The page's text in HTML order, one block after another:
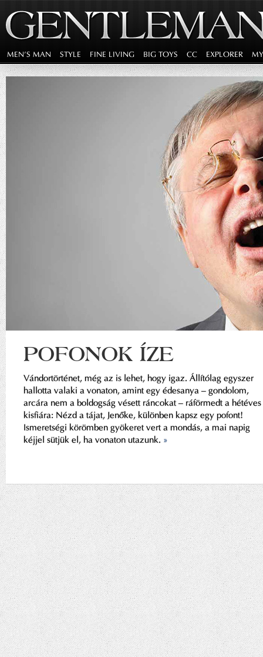
MEN'S MAN STYLE FINE LIVING BIG TOYS CC EXPLORER
POFONOK ÍZE
Vándortörténet, még az is lehet, hogy igaz. Állítólag egyszer
hallotta valaki a vonaton, amint egy édesanya – gondolom,
arcára nem a boldogság vésett ráncokat – ráförmedt a hétéves
kisfiára: Nézd a tájat, Jenőke, különben kapsz egy pofont!
Ismeretségi körömben gyökeret vert a mondás, a mai napig
kéjjel sütjük el, ha vonaton utazunk. »